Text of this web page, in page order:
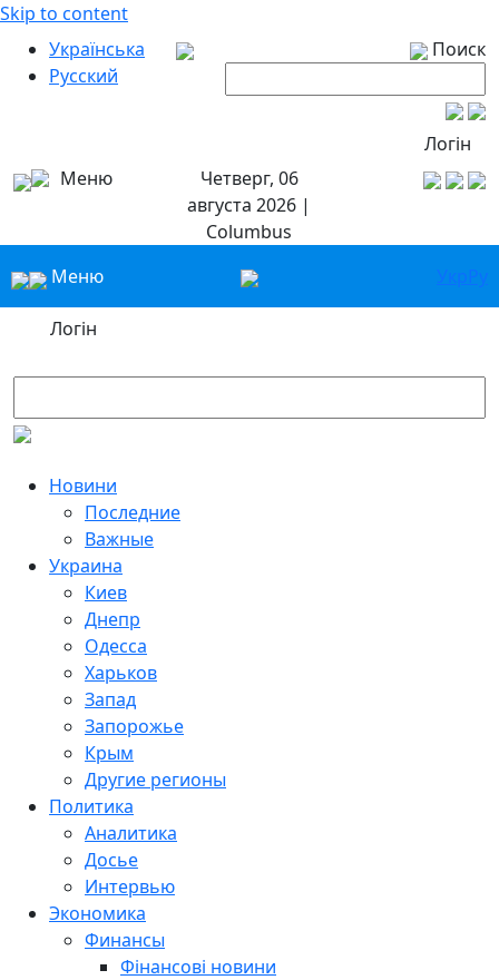
Skip to content
Українська
Русский
Поиск
Логін
Меню
Четверг, 06
августа 2026 |
Columbus
Меню
УкрРу
Логін
Новини
Последние
Важные
Украина
Киев
Днепр
Одесса
Харьков
Запад
Запорожье
Крым
Другие регионы
Политика
Аналитика
Досье
Интервью
Экономика
Финансы
Фінансові новини